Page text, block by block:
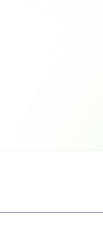
te bieden en om ons
die je aan ze hebt verstrekt of